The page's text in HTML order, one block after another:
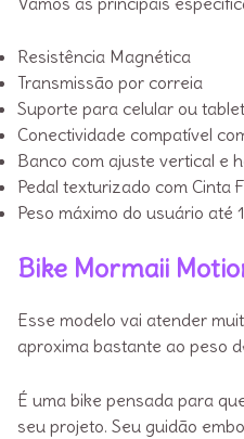
Resistência Magnética
Transmissão por correia
Suporte para celular ou tablet
Conectividade compatível
Banco com ajuste vertical e
Pedal texturizado com Cinta
Peso máximo do usuário até
Bike Mormaii
Esse modelo vai atender
aproxima bastante ao peso
É uma bike pensada para
seu projeto. Seu guidão